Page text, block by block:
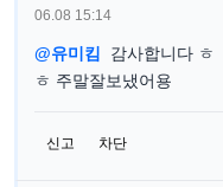
06.08 15:14
@유미킴
감사합니다 ㅎ
ㅎ 주말잘보냈어용
신고 차단